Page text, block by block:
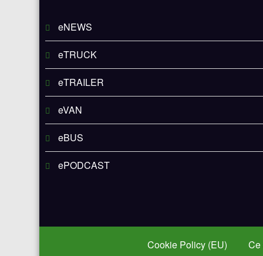
eNEWS
eTRUCK
eTRAILER
eVAN
eBUS
ePODCAST
Cookie Policy (EU) Ce